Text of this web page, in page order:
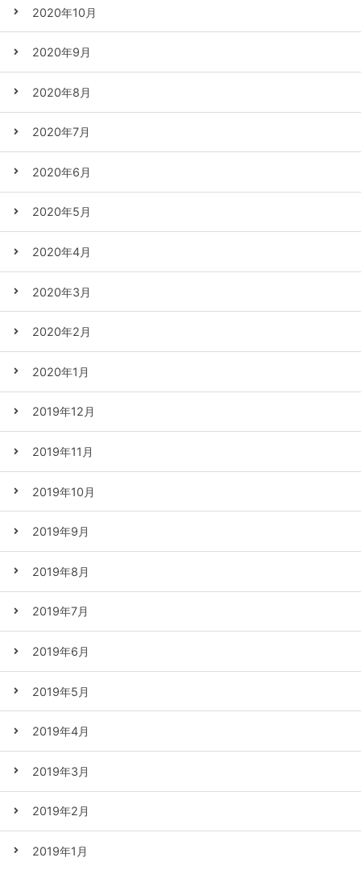
2020年10月
2020年9月
2020年8月
2020年7月
2020年6月
2020年5月
2020年4月
2020年3月
2020年2月
2020年1月
2019年12月
2019年11月
2019年10月
2019年9月
2019年8月
2019年7月
2019年6月
2019年5月
2019年4月
2019年3月
2019年2月
2019年1月